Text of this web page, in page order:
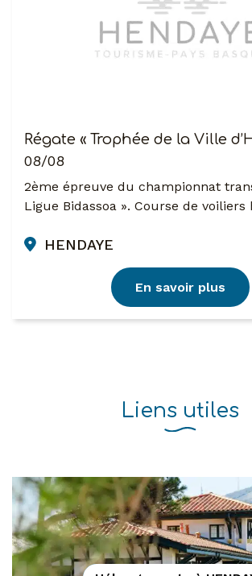
Régate « Trophée de la Ville
08/08
2ème épreuve du championnat
Ligue Bidassoa ». Course de voiliers
HENDAYE
En savoir plus
Liens utiles